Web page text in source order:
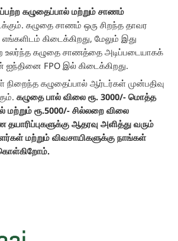
கழுதைப்பால் மற்றும் சாணம்
கழுதை சாணம் ஒரு சிறந்த தாவர
எங்களிடம் கிடைக்கிறது, மேலும் இது
உலர்ந்த கழுதை சாணத்தை அடிப்படையாகக்
FPO இல் கிடைக்கிறது.
கழுதைப்பால் ஆர்டர்கள் முன்பதிவு
கழுதை பால் விலை ரூ. 3000/- மொத்த
ரூ.5000/- சில்லறை விலை
தயாரிப்புகளுக்கு ஆதரவு அளித்து வரும்
மற்றும் விவசாயிகளுக்கு நாங்கள்
கொள்கிறோம்.